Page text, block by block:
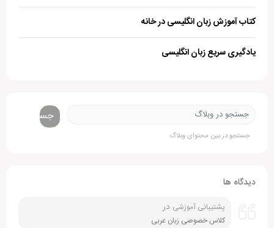
کتاب آموزش زبان انگلیسی در خانه
یادگیری سریع زبان انگلیسی
جستجو
جستجو در بین محتوای وبلاگ
دیدگاه ها
پشتیبانی آموزشی در
کلاس خصوصی زبان عربی